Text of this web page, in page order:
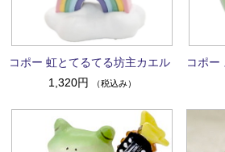
コポー 虹とてるてる坊主カエル
1,320円
（税込み）
コポー